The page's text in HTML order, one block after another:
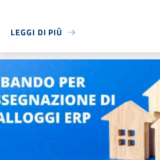
LEGGI DI PIÙ